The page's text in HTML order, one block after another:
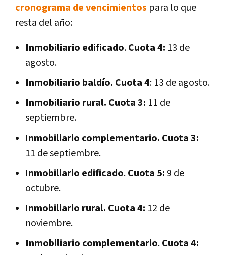
cronograma de vencimientos para lo que
resta del año:
Inmobiliario edificado.Cuota 4: 13 de
agosto.
Inmobiliario baldío. Cuota 4: 13 de agosto.
Inmobiliario rural. Cuota 3: 11 de
septiembre.
Inmobiliario complementario. Cuota 3:
11 de septiembre.
Inmobiliario edificado.Cuota 5: 9 de
octubre.
Inmobiliario rural. Cuota 4: 12 de
noviembre.
Inmobiliario complementario.Cuota 4: